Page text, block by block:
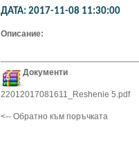
МАТЕРИАЛНО ПОДПОМАГ
ДАТА: 2017-11-08 11:30:00
Описание:
Документи
22012017081611_Reshenie 5.pdf
<-- Обратно към поръчката